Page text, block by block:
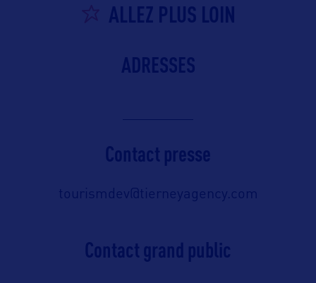
ALLEZ PLUS LOIN
ADRESSES
Contact presse
tourismdev@tierneyagency.com
Contact grand public